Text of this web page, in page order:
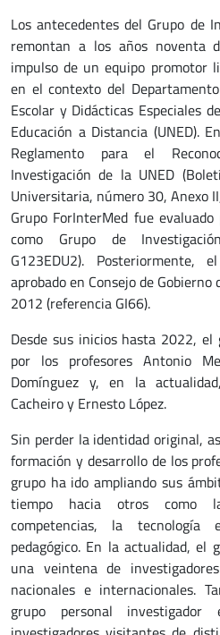
Los antecedentes del Grupo de
remontan a los años noventa
impulso de un equipo promotor
en el contexto del
Escolar y Didácticas Especiales
Educación a Distancia (UNED).
Reglamento para el
Investigación de la UNED
Universitaria, número 30, Anexo
Grupo ForInterMed fue
como Grupo de
G123EDU2).
aprobado en Consejo de Gobierno
2012 (referencia GI66).
Desde sus inicios hasta 2022, el
por los profesores Antonio
Domínguez y, en la
Cacheiro y Ernesto López.
Sin perder la identidad original,
formación y desarrollo de los
grupo ha ido ampliando sus
tiempo hacia otros como
competencias, la
pedagógico. En la actualidad, el
una veintena de
nacionales e internacionales.
grupo personal